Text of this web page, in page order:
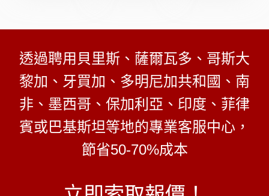
透過聘用貝里斯、薩爾瓦多、哥斯大
黎加、牙買加、多明尼加共和國、南
非、墨西哥、保加利亞、印度、菲律
賓或巴基斯坦等地的專業客服中心，
節省50-70%成本